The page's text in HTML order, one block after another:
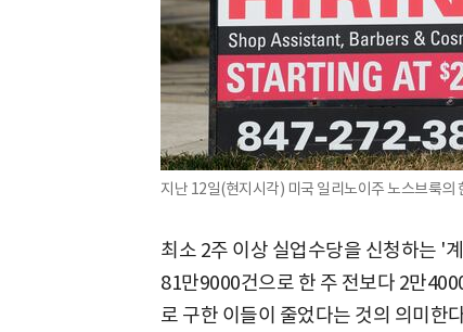
지난 12일(현지시각) 미국 일리노이주 노스브룩의
최소 2주 이상 실업수당을 신청하는 '
81만9000건으로 한 주 전보다 2만
로 구한 이들이 줄었다는 것의 의미한